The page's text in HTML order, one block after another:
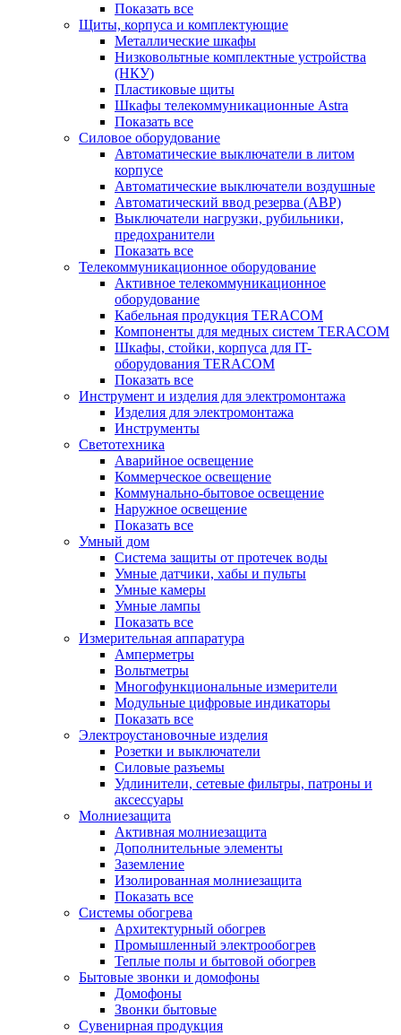
Показать все
Щиты, корпуса и комплектующие
Металлические шкафы
Низковольтные комплектные устройства
(НКУ)
Пластиковые щиты
Шкафы телекоммуникационные Astra
Показать все
Силовое оборудование
Автоматические выключатели в литом
корпусе
Автоматические выключатели воздушные
Автоматический ввод резерва (АВР)
Выключатели нагрузки, рубильники,
предохранители
Показать все
Телекоммуникационное оборудование
Активное телекоммуникационное
оборудование
Кабельная продукция TERACOM
Компоненты для медных систем TERACOM
Шкафы, стойки, корпуса для IT-
оборудования TERACOM
Показать все
Инструмент и изделия для электромонтажа
Изделия для электромонтажа
Инструменты
Светотехника
Аварийное освещение
Коммерческое освещение
Коммунально-бытовое освещение
Наружное освещение
Показать все
Умный дом
Система защиты от протечек воды
Умные датчики, хабы и пульты
Умные камеры
Умные лампы
Показать все
Измерительная аппаратура
Амперметры
Вольтметры
Многофункциональные измерители
Модульные цифровые индикаторы
Показать все
Электроустановочные изделия
Розетки и выключатели
Силовые разъемы
Удлинители, сетевые фильтры, патроны и
аксессуары
Молниезащита
Активная молниезащита
Дополнительные элементы
Заземление
Изолированная молниезащита
Показать все
Системы обогрева
Архитектурный обогрев
Промышленный электрообогрев
Теплые полы и бытовой обогрев
Бытовые звонки и домофоны
Домофоны
Звонки бытовые
Сувенирная продукция